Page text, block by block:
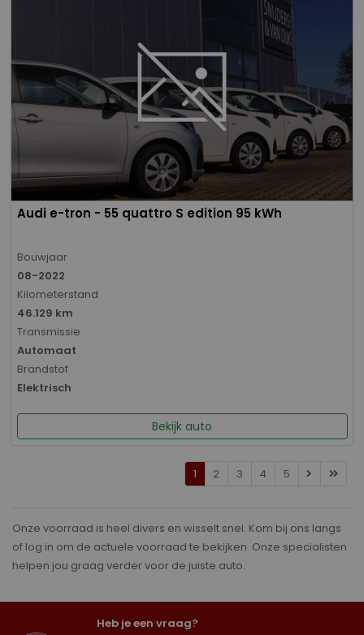
Audi e-tron - 55 quattro S edition 95 kWh
Bouwjaar
08-2022
Kilometerstand
46.129 km
Transmissie
Automaat
Brandstof
Elektrisch
Bekijk auto
1 2 3 4 5
Onze voorraad is heel divers en wisselt snel. Kom bij ons langs
of log in om de actuele voorraad te bekijken. Onze specialisten
helpen jou graag verder voor de juiste auto.
Heb je een vraag?